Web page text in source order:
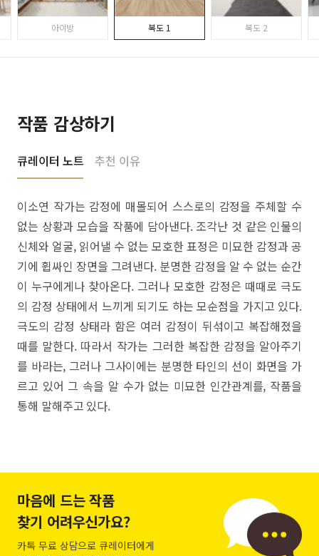
아이방 복도 1 복도 2
작품 감상하기
큐레이터 노트 추천 이유
이소연 작가는 감정에 매몰되어 스스로의 감정을 주체할 수
없는 상황과 모습을 작품에 담아낸다. 조각난 것 같은 인물의
신체와 얼굴, 읽어낼 수 없는 모호한 표정은 미묘한 감정과 공
기에 휩싸인 장면을 그려낸다. 분명한 감정을 알 수 없는 순간
이 누구에게나 찾아온다. 그러나 모호한 감정은 때때로 극도
의 감정 상태에서 느끼게 되기도 하는 모순점을 가지고 있다.
극도의 감정 상태라 함은 여러 감정이 뒤섞이고 복잡해졌을
때를 말한다. 따라서 작가는 그러한 복잡한 감정을 알아주기
를 바라는, 그러나 그사이에는 분명한 타인의 선이 화면을 가
르고 있어 그 속을 알 수가 없는 미묘한 인간관계를, 작품을
통해 말해주고 있다.
마음에 드는 작품
찾기 어려우신가요?
카톡 무료 상담으로 큐레이터에게